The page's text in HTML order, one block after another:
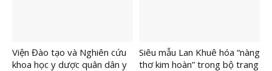
Viện Đào tạo và Nghiên cứu
khoa học y dược quân dân y
Siêu mẫu Lan Khuê hóa “nàng
thơ kim hoàn” trong bộ trang